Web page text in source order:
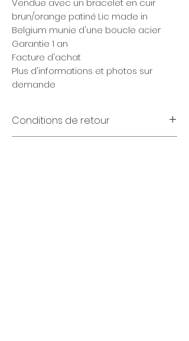
Vendue avec un bracelet en cuir
brun/orange patiné Lic made in
Belgium munie d'une boucle acier
Garantie 1 an
Facture d'achat
Plus d'informations et photos sur
demande
Conditions de retour